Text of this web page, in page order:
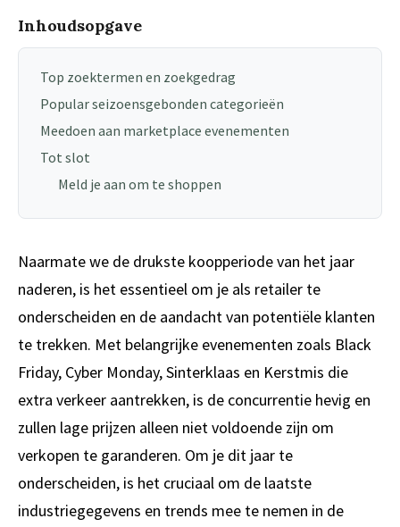
Inhoudsopgave
Top zoektermen en zoekgedrag
Popular seizoensgebonden categorieën
Meedoen aan marketplace evenementen
Tot slot
Meld je aan om te shoppen
Naarmate we de drukste koopperiode van het jaar
naderen, is het essentieel om je als retailer te
onderscheiden en de aandacht van potentiële klanten
te trekken. Met belangrijke evenementen zoals Black
Friday, Cyber Monday, Sinterklaas en Kerstmis die
extra verkeer aantrekken, is de concurrentie hevig en
zullen lage prijzen alleen niet voldoende zijn om
verkopen te garanderen. Om je dit jaar te
onderscheiden, is het cruciaal om de laatste
industriegegevens en trends mee te nemen in de